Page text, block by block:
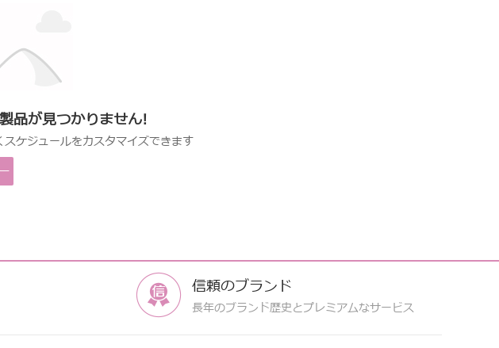
品が見つかりません!
ケジュールをカスタマイズできます
信頼のブランド
長年のブランド歴史とプレミアムなサービス